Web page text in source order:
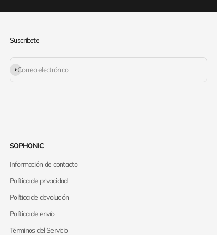
Suscribete
Correo electrónico
Suscribirse
SOPHONIC
Información de contacto
Política de privacidad
Política de devolución
Política de envío
Términos del Servicio